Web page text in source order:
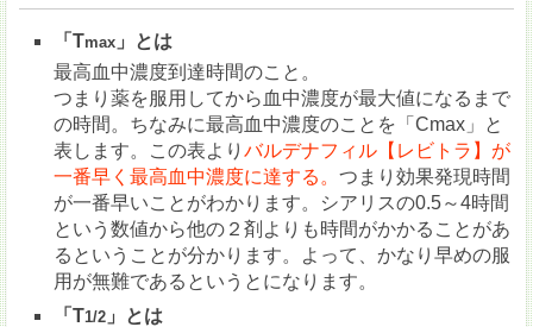
「Tmax 」とは
最高血中濃度到達時間のこと。
つまり薬を服用してから血中濃度が最大値になるまで
の時間。ちなみに最高血中濃度のことを「Cmax」と
表します。この表よりバルデナフィル【レビトラ】が
一番早く最高血中濃度に達する。つまり効果発現時間
が一番早いことがわかります。シアリスの0.5～4時間
という数値から他の２剤よりも時間がかかることがあ
るということが分かります。よって、かなり早めの服
用が無難であるというとになります。
「T1/2 」とは